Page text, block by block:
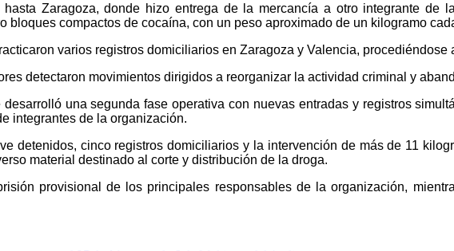
hasta Zaragoza, donde hizo entrega de la mercancía a otro integrante de
bloques compactos de cocaína, con un peso aproximado de un kilogramo
varios registros domiciliarios en Zaragoza y Valencia,
detectaron movimientos dirigidos a reorganizar la actividad criminal y
una segunda fase operativa con nuevas entradas y registros
integrantes de la organización.
detenidos, cinco registros domiciliarios y la intervención de más de 11
material destinado al corte y distribución de la droga.
provisional de los principales responsables de la organización,